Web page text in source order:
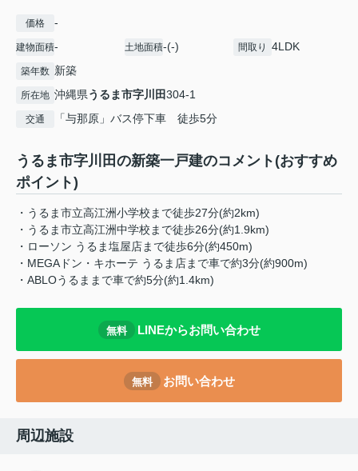
価格 -
建物面積- 土地面積-(-) 間取り 4LDK
築年数 新築
所在地 沖縄県うるま市字川田304-1
交通 「与那原」バス停下車 徒歩5分
うるま市字川田の新築一戸建のコメント(おすすめ
ポイント)
・うるま市立高江洲小学校まで徒歩27分(約2km)
・うるま市立高江洲中学校まで徒歩26分(約1.9km)
・ローソン うるま塩屋店まで徒歩6分(約450m)
・MEGAドン・キホーテ うるま店まで車で約3分(約900m)
・ABLOうるままで車で約5分(約1.4km)
無料 LINEからお問い合わせ
無料 お問い合わせ
周辺施設